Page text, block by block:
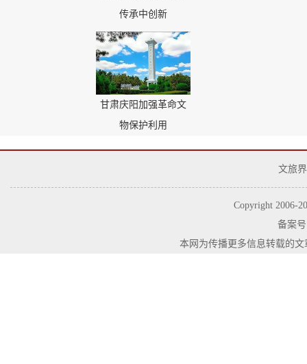
传承中创新
甘肃庆阳加强革命文
物保护利用
文旅
Copyright 2006-
备案
本网为传播更多信息转载的